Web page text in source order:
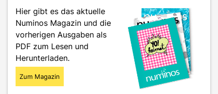
Hier gibt es das aktuelle
Numinos Magazin und die
vorherigen Ausgaben als
PDF zum Lesen und
Herunterladen.
Zum Magazin